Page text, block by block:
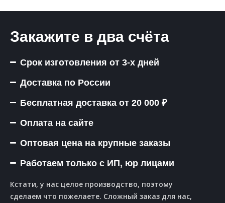
Закажите в два счёта
Срок изготовления от 3-х дней
Доставка по России
Бесплатная доставка от 20 000 ₽
Оплата на сайте
Оптовая цена на крупные заказы
Работаем только с ИП, юр лицами
Кстати, у нас целое производство, поэтому
сделаем что пожелаете. Сложный заказ для нас,